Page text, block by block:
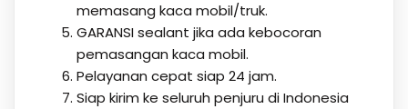
memasang kaca mobil/truk.
GARANSI sealant jika ada kebocoran
pemasangan kaca mobil.
Pelayanan cepat siap 24 jam.
Siap kirim ke seluruh penjuru di Indonesia